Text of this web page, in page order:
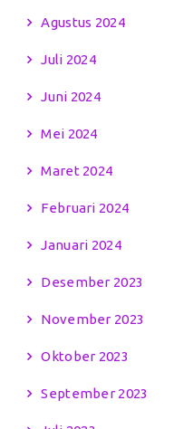
Agustus 2024
Juli 2024
Juni 2024
Mei 2024
Maret 2024
Februari 2024
Januari 2024
Desember 2023
November 2023
Oktober 2023
September 2023